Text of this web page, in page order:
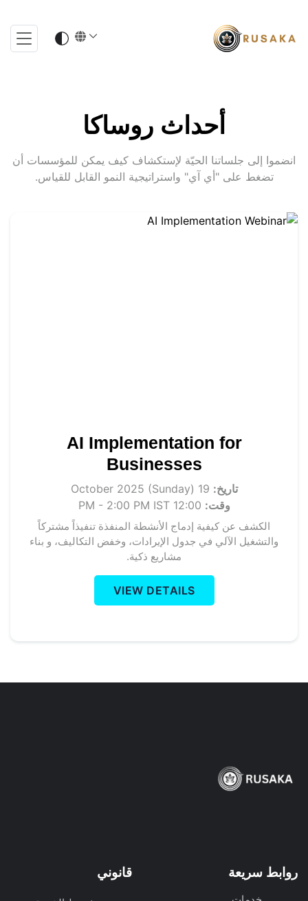
أحداث روساكا
انضموا إلى جلساتنا الحيّة لإستكشاف كيف يمكن للمؤسسات أن
تضغط على "أي آي" واستراتيجية النمو القابل للقياس.
AI Implementation for
Businesses
تاريخ: 19 October 2025 (Sunday)
وقت: 12:00 PM - 2:00 PM IST
الكشف عن كيفية إدماج الأنشطة المنفذة تنفيذاً مشتركاً
والتشغيل الآلي في جدول الإيرادات، وخفض التكاليف، و بناء
مشاريع ذكية.
VIEW DETAILS
روابط سريعة قانوني